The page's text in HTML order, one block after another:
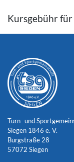
Kursgebühr
Turn- und
Siegen 1846 e. V.
Burgstraße 28
57072 Siegen